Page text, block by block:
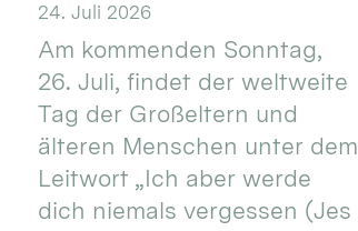
24. Juli 2026
Am kommenden Sonntag,
26. Juli, findet der weltweite
Tag der Großeltern und
älteren Menschen unter dem
Leitwort „Ich aber werde
dich niemals vergessen (Jes